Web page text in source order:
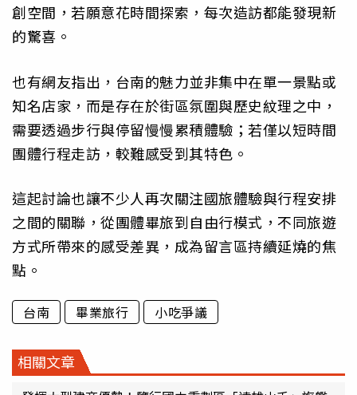
創空間，若願意花時間探索，每次造訪都能發現新
的驚喜。
也有網友指出，台南的魅力並非集中在單一景點或
知名店家，而是存在於街區氛圍與歷史紋理之中，
需要透過步行與停留慢慢累積體驗；若僅以短時間
團體行程走訪，較難感受到其特色。
這起討論也讓不少人再次關注國旅體驗與行程安排
之間的關聯，從團體畢旅到自由行模式，不同旅遊
方式所帶來的感受差異，成為留言區持續延燒的焦
點。
台南 畢業旅行 小吃爭議
相關文章